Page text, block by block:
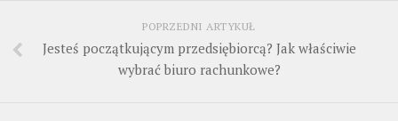
POPRZEDNI ARTYKUŁ
Jesteś początkującym przedsiębiorcą? Jak właściwie
wybrać biuro rachunkowe?